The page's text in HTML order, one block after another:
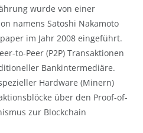
wurde von einer
namens Satoshi Nakamoto
im Jahr 2008 eingeführt.
to-Peer (P2P) Transaktionen
Bankintermediäre.
Hardware (Minern)
über den Proof-of-
zur Blockchain